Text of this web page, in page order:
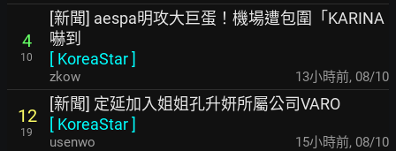
4
10
[新聞] aespa明攻大巨蛋！機場遭包圍「KARINA
嚇到
[ KoreaStar]
zkow 13小時前, 08/10
12
19
[新聞] 定延加入姐姐孔升妍所屬公司VARO
[ KoreaStar]
usenwo 15小時前, 08/10